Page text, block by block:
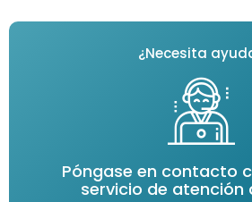
¿Necesita
Póngase en contacto
servicio de atención